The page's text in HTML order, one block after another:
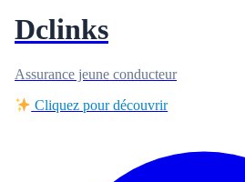
Dclinks
Assurance jeune conducteur
Cliquez pour découvrir